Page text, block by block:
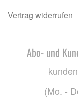
Vertrag widerrufen
Abo- und
(Mo. -